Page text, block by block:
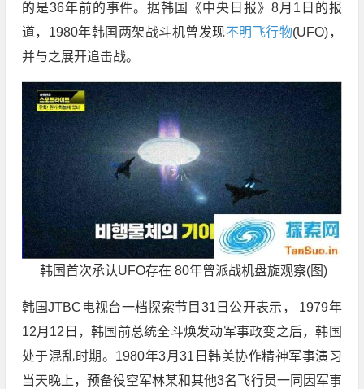
的是36年前的事件。据韩国《中央日报》8月1日的报
道，1980年韩国两架战斗机曾发现不明飞行物(UFO)，
并与之展开追击战。
韩国首次承认UFO存在 80年曾派战机盘旋观察(图)
韩国JTBC电视台一档探索节目31日公开表示， 1979年
12月12日，韩国前总统全斗焕发动军事政变之后，韩国
处于混乱时期。1980年3月31日韩美协作精神军事演习
当天晚上，预备役空军林某和其他3名飞行员一同因军事